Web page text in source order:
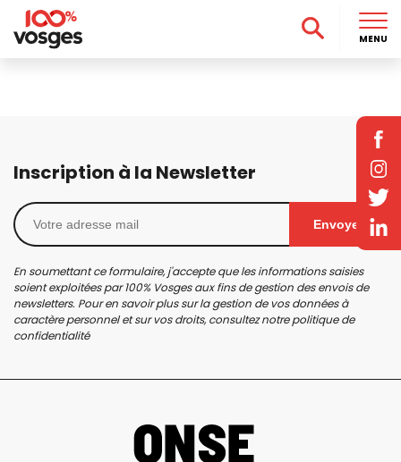
Inscription à la Newsletter
Envoyer
En soumettant ce formulaire, j'accepte que les informations saisies
soient exploitées par 100% Vosges aux fins de gestion des envois de
newsletters. Pour en savoir plus sur la gestion de vos données à
caractère personnel et sur vos droits, consultez notrepolitique de
confidentialité
MENU